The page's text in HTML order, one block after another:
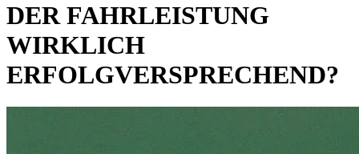
DER FAHRLEISTUNG
WIRKLICH
ERFOLGVERSPRECHEND?